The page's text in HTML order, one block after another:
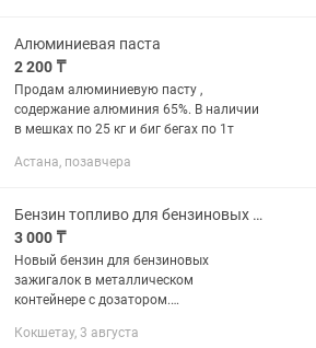
Алюминиевая паста
2 200 ₸
Продам алюминиевую пасту ,
содержание алюминия 65%. В наличии
в мешках по 25 кг и биг бегах по 1т
Астана, позавчера
Бензин топливо для бензиновых зажигалок 133ml
3 000 ₸
Новый бензин для бензиновых
зажигалок в металлическом
контейнере с дозатором.
используется для эффективного
Кокшетау, 3 августа